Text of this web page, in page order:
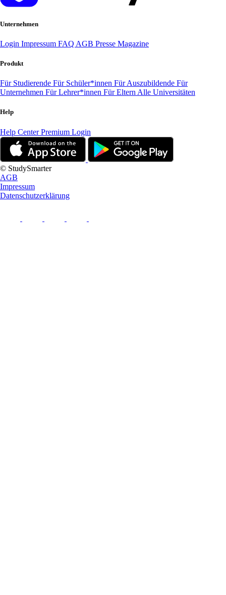
Unternehmen
Login Impressum FAQ AGB Presse Magazine
Produkt
Für Studierende Für Schüler*innen Für Auszubildende Für
Unternehmen Für Lehrer*innen Für Eltern Alle Universitäten
Help
Help CenterPremium Login
© StudySmarter
AGB
Impressum
Datenschutzerklärung